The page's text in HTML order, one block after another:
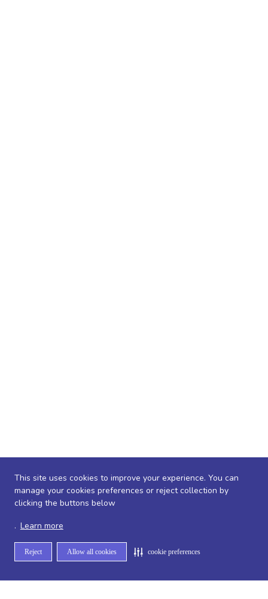
This site uses cookies to improve your experience. You can
manage your cookies preferences or reject collection by
clicking the buttons below
. Learn more
Reject Allow all cookies cookie preferences